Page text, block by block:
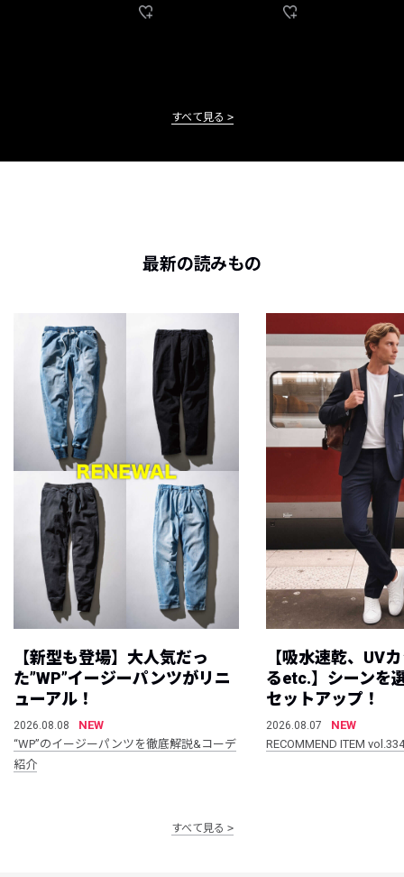
すべて見る
最新の読みもの
【新型も登場】大人気だっ
た”WP”イージーパンツがリニ
ューアル！
2026.08.08
NEW
“WP”のイージーパンツを徹底解説&コーデ
紹介
【吸水速乾、UV
るetc.】シーンを
セットアップ！
2026.08.07
NEW
RECOMMEND ITEM vol.334
すべて見る